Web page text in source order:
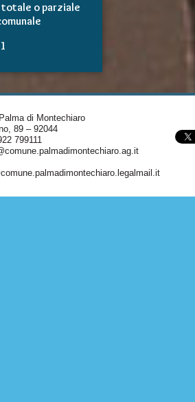
o parziale
di Montechiaro
89 – 92044
799111